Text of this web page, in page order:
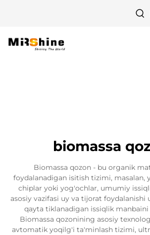
biomassa
Biomassa qozon - bu organik
foydalanadigan isitish tizimi, masalan,
chiplar yoki yog'ochlar, umumiy
asosiy vazifasi uy va tijorat foydalanishi
qayta tiklanadigan issiqlik
Biomassa qozonining asosiy
avtomatik yoqilg'i ta'minlash tizimi,